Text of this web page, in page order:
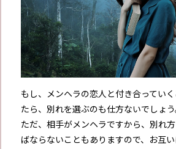
もし、メンヘラの恋人と付き合ってい
たら、別れを選ぶのも仕方ないでしょう
ただ、相手がメンヘラですから、別れ
ばならないこともありますので、お互